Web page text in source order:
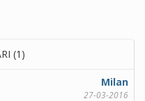
(1)
Milan
27-03-2016